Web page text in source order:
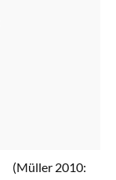
(Müller 2010: